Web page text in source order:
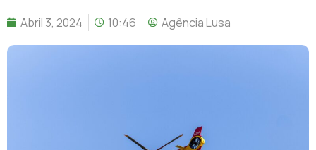
Abril 3, 2024 10:46 Agência Lusa